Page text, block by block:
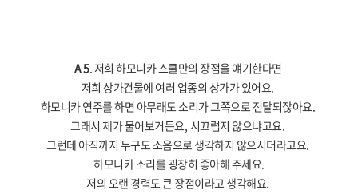
A 5. 저희 하모니카 스쿨만의 장점을 얘기한다면
저희 상가건물에 여러 업종의 상가가 있어요
하모니카 연주를 하면 아무래도 소리가 그쪽으로 전달되잖아요
그래서 제가 물어보거든요 시끄럽지 않으냐고요
그런데 아직까지 누구도 소음으로 생각하지 않으시더라고요
하모니카 소리를 굉장히 좋아해 주세요
저의 오랜 경력도 큰 장점이라고 생각해요